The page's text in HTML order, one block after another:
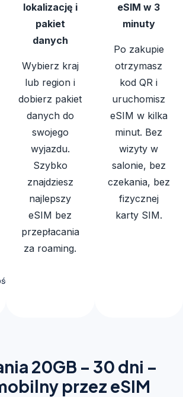
lokalizację i
pakiet
danych
Wybierz kraj
lub region i
dobierz pakiet
danych do
swojego
wyjazdu.
Szybko
znajdziesz
najlepszy
eSIM bez
przepłacania
za roaming.
eSIM w 3
minuty
Po zakupie
otrzymasz
kod QR i
uruchomisz
eSIM w kilka
minut. Bez
wizyty w
salonie, bez
czekania, bez
fizycznej
karty SIM.
20GB – 30 dni –
przez eSIM